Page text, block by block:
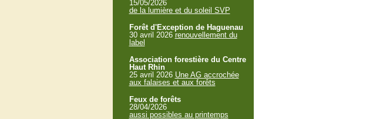
15/05/2026
de la lumière et du soleil SVP
Forêt d'Exception de Haguenau
30 avril 2026 renouvellement du
label
Association forestière du Centre
Haut Rhin
25 avril 2026 Une AG accrochée
aux falaises et aux forêts
Feux de forêts
28/04/2026
aussi possibles au printemps